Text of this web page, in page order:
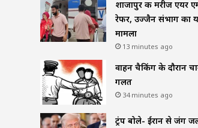
शाजापुर की मरीज एयर
रेफर, उज्जैन संभाग का
मामला
13 minutes ago
वाहन चैकिंग के दौरान
गलत
34 minutes ago
ट्रंप बोले- ईरान से जंग